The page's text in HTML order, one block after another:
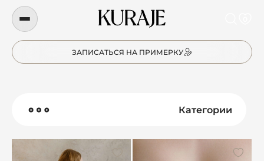
ЗАПИСАТЬСЯ НА ПРИМЕРКУ
Категории